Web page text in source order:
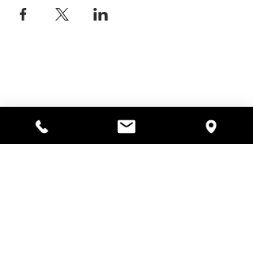
ナー、MA 01440
978-364-0920